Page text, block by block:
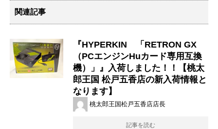
関連記事
『HYPERKIN 「RETRON GX
（PCエンジンHuカード専用互換
機）」』入荷しました！！【桃太
郎王国 松戸五香店の新入荷情報と
なります】
桃太郎王国松戸五香店店長
記事を読む